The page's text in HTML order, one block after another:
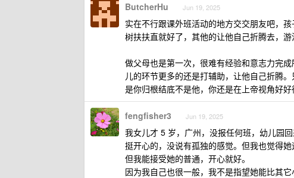
ButcherHu Jun 19, 2025
实在不行跟课外班活动的地方交交朋友吧，
树扶扶直就好了，其他的让他自己折腾去，游
做父母也是第一次，很难有经验和意志力完
儿的环节更多的还是打辅助，让他自己折腾
是你归根结底不是他，你还是在上帝视角好
fengfisher3 Jun 19, 2025
我女儿才 5 岁，广州，没报任何班，幼儿园
挺开心的，没说有孤独的感觉。但我也觉得
但我能接受她的普通，开心就好。
因为我自己也很一般，我不是指望她能比其